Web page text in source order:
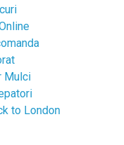
Mulci
to London